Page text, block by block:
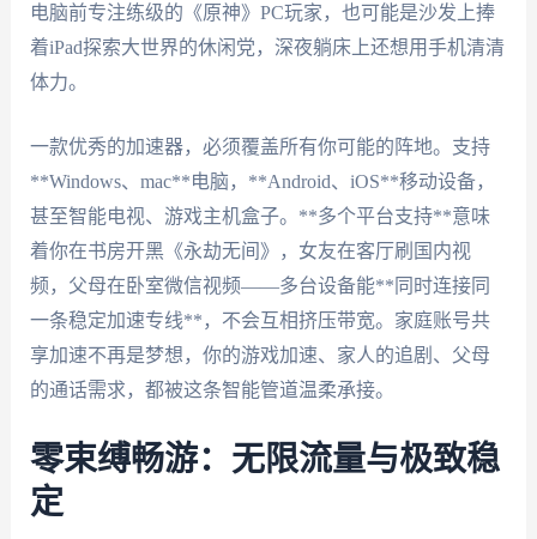
电脑前专注练级的《原神》PC玩家，也可能是沙发上捧
着iPad探索大世界的休闲党，深夜躺床上还想用手机清清
体力。
一款优秀的加速器，必须覆盖所有你可能的阵地。支持
**Windows、mac**电脑，**Android、iOS**移动设备，
甚至智能电视、游戏主机盒子。**多个平台支持**意味
着你在书房开黑《永劫无间》，女友在客厅刷国内视
频，父母在卧室微信视频——多台设备能**同时连接同
一条稳定加速专线**，不会互相挤压带宽。家庭账号共
享加速不再是梦想，你的游戏加速、家人的追剧、父母
的通话需求，都被这条智能管道温柔承接。
零束缚畅游：无限流量与极致稳
定